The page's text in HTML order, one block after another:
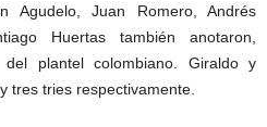
Agudelo, Juan Romero, Andrés
Huertas también anotaron,
plantel colombiano. Giraldo y
tres tries respectivamente.